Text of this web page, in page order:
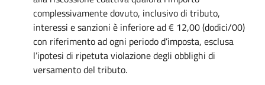
complessivamente dovuto, inclusivo di tributo,
interessi e sanzioni è inferiore ad € 12,00 (dodici/00)
con riferimento ad ogni periodo d’imposta, esclusa
l’ipotesi di ripetuta violazione degli obblighi di
versamento del tributo.